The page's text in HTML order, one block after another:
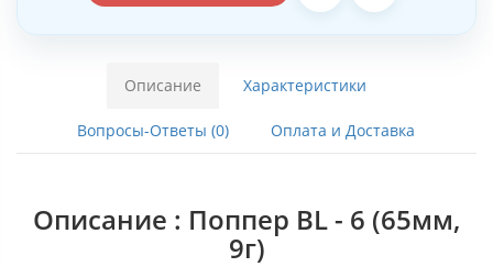
Описание Характеристики
Вопросы-Ответы (0) Оплата и Доставка
Описание : Поппер BL - 6 (65мм,
9г)